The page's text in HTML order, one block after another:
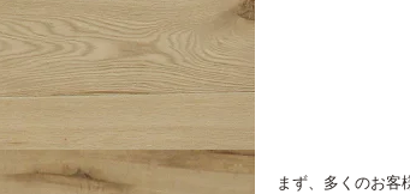
まず、多くのお客